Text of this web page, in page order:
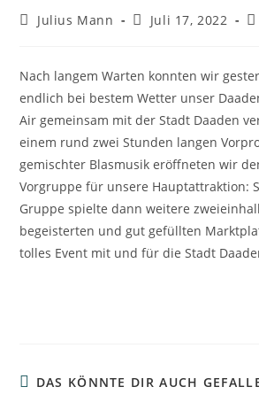
Julius Mann Juli 17, 2022
Nach langem Warten konnten wir
endlich bei bestem Wetter unser
Air gemeinsam mit der Stadt Daaden
einem rund zwei Stunden langen
gemischter Blasmusik eröffneten wir
Vorgruppe für unsere Hauptattraktion:
Gruppe spielte dann weitere
begeisterten und gut gefüllten
tolles Event mit und für die Stadt
DAS KÖNNTE DIR AUCH